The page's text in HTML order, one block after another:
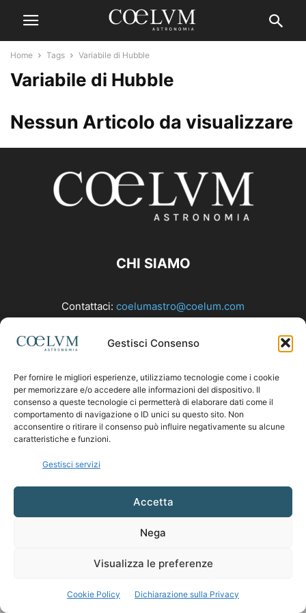
Gestisci Consenso
Per fornire le migliori esperienze, utilizziamo tecnologie come i cookie
per memorizzare e/o accedere alle informazioni del dispositivo. Il
consenso a queste tecnologie ci permetterà di elaborare dati come il
comportamento di navigazione o ID unici su questo sito. Non
acconsentire o ritirare il consenso può influire negativamente su alcune
caratteristiche e funzioni.
Gestisci servizi
Accetta
Nega
Visualizza le preferenze
Cookie Policy Dichiarazione sulla Privacy
Home Tags Variabile di Hubble
Variabile di Hubble
Nessun Articolo da visualizzare
CHI SIAMO
Contattaci: coelumastro@coelum.com
SEGUICI